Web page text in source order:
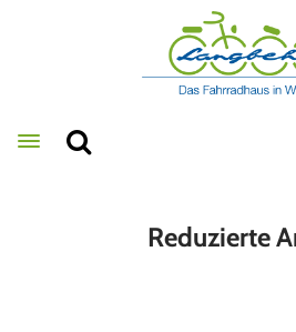
Toggle navigation
Reduzierte